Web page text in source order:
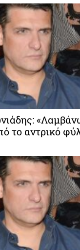
το αντρικό